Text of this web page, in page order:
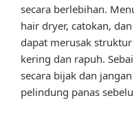
secara berlebihan.
hair dryer, catokan,
dapat merusak
kering dan rapuh.
secara bijak dan
pelindung panas